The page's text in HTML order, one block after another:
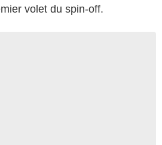
volet du spin-off.